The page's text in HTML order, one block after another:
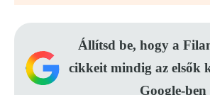
Állítsd be, hogy a
cikkeit mindig az elsők
Google-ben